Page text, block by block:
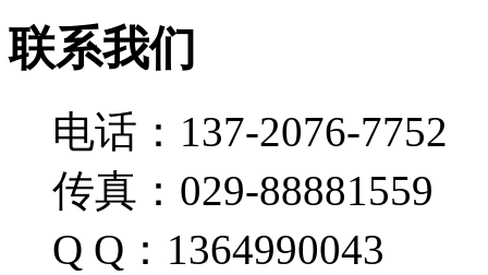
联系我们
电话：137-2076-7752
传真：029-88881559
Q Q：1364990043